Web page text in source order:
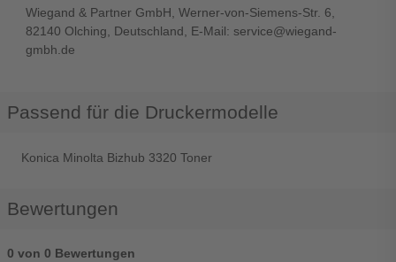
Wiegand & Partner GmbH, Werner-von-Siemens-Str. 6,
82140 Olching, Deutschland, E-Mail: service@wiegand-
gmbh.de
Passend für die Druckermodelle
Konica Minolta Bizhub 3320 Toner
Bewertungen
0 von 0 Bewertungen